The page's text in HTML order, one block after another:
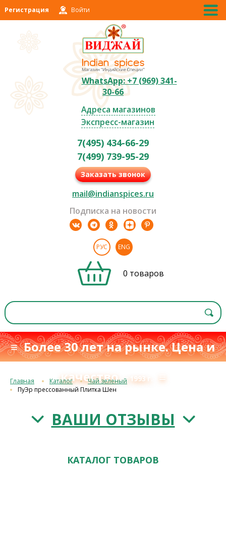
Регистрация Войти
WhatsApp: +7 (969) 341-
30-66
Адреса магазинов
Экспресс-магазин
7(495) 434-66-29
7(499) 739-95-29
Заказать звонок
mail@indianspices.ru
Подписка на новости
РУС ENG
0 товаров
≡ Более 30 лет на рынке. Цена и
качествос 1993 г. ≡
Главная Каталог
Чай зеленый
ПуЭр прессованный Плитка Шен
ВАШИ ОТЗЫВЫ
КАТАЛОГ ТОВАРОВ